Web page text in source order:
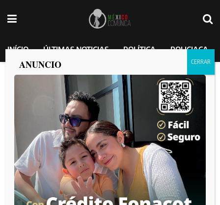
INÍCIO ÚLTIMAS NOTICIAS POLÍTICA POLICIACA
Migrantes señalan que las caravanas
llegaron a México por reelección de
Maduro.
Before anything else, preparation is the key to success.
porMéxico Comunica 2024-10-26
ANUNCIO